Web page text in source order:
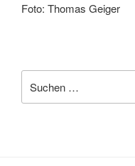
Foto: Thomas Geiger
nach: